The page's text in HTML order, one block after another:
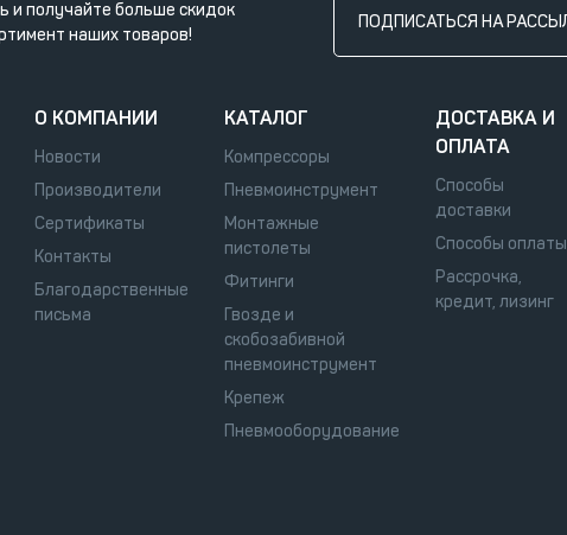
и получайте больше скидок
наших товаров!
ПОДПИСАТЬСЯ НА
О КОМПАНИИ
Новости
Производители
Сертификаты
Контакты
Благодарственные
письма
КАТАЛОГ
Компрессоры
Пневмоинструмент
Монтажные
пистолеты
Фитинги
Гвозде и
скобозабивной
пневмоинструмент
Крепеж
Пневмооборудование
ДОСТАВКА И
ОПЛАТА
Способы
доставки
Способы оплаты
Рассрочка,
кредит, лизинг